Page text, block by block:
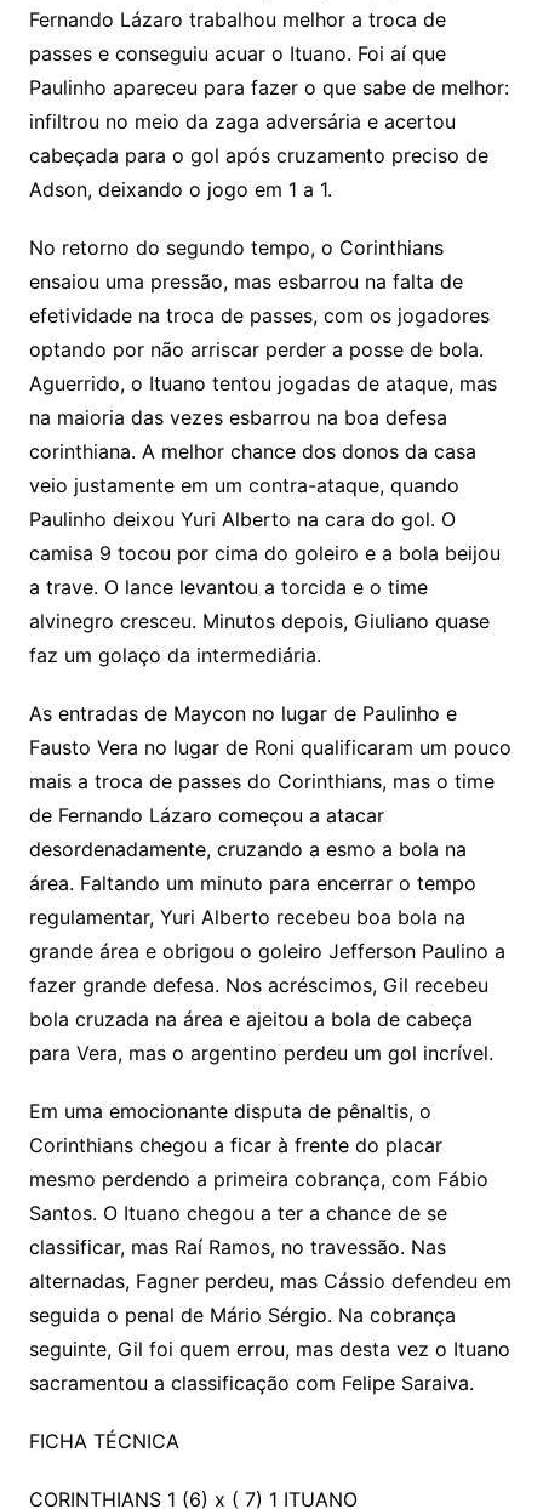
Fernando Lázaro trabalhou melhor a troca de
passes e conseguiu acuar o Ituano. Foi aí que
Paulinho apareceu para fazer o que sabe de melhor:
infiltrou no meio da zaga adversária e acertou
cabeçada para o gol após cruzamento preciso de
Adson, deixando o jogo em 1 a 1.
No retorno do segundo tempo, o Corinthians
ensaiou uma pressão, mas esbarrou na falta de
efetividade na troca de passes, com os jogadores
optando por não arriscar perder a posse de bola.
Aguerrido, o Ituano tentou jogadas de ataque, mas
na maioria das vezes esbarrou na boa defesa
corinthiana. A melhor chance dos donos da casa
veio justamente em um contra-ataque, quando
Paulinho deixou Yuri Alberto na cara do gol. O
camisa 9 tocou por cima do goleiro e a bola beijou
a trave. O lance levantou a torcida e o time
alvinegro cresceu. Minutos depois, Giuliano quase
faz um golaço da intermediária.
As entradas de Maycon no lugar de Paulinho e
Fausto Vera no lugar de Roni qualificaram um pouco
mais a troca de passes do Corinthians, mas o time
de Fernando Lázaro começou a atacar
desordenadamente, cruzando a esmo a bola na
área. Faltando um minuto para encerrar o tempo
regulamentar, Yuri Alberto recebeu boa bola na
grande área e obrigou o goleiro Jefferson Paulino a
fazer grande defesa. Nos acréscimos, Gil recebeu
bola cruzada na área e ajeitou a bola de cabeça
para Vera, mas o argentino perdeu um gol incrível.
Em uma emocionante disputa de pênaltis, o
Corinthians chegou a ficar à frente do placar
mesmo perdendo a primeira cobrança, com Fábio
Santos. O Ituano chegou a ter a chance de se
classificar, mas Raí Ramos, no travessão. Nas
alternadas, Fagner perdeu, mas Cássio defendeu em
seguida o penal de Mário Sérgio. Na cobrança
seguinte, Gil foi quem errou, mas desta vez o Ituano
sacramentou a classificação com Felipe Saraiva.
FICHA TÉCNICA
CORINTHIANS 1 (6) x ( 7) 1 ITUANO